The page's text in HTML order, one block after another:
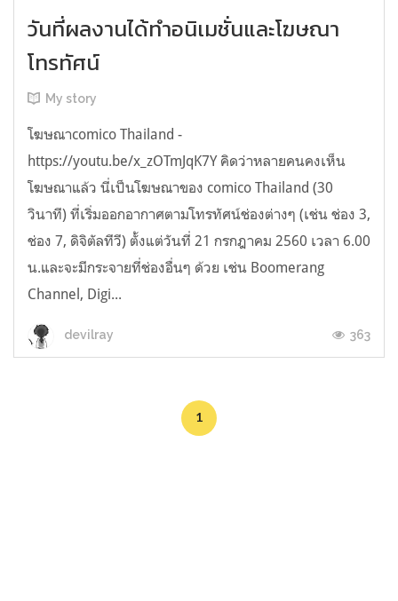
วันที่ผลงานได้ทำอนิเมชั่นและโฆษณา
โทรทัศน์
My story
โฆษณาcomico Thailand -
https://youtu.be/x_zOTmJqK7Y คิดว่าหลายคนคงเห็น
โฆษณาแล้ว นี่เป็นโฆษณาของ comico Thailand (30
วินาที) ที่เริ่มออกอากาศตามโทรทัศน์ช่องต่างๆ (เช่น ช่อง 3,
ช่อง 7, ดิจิตัลทีวี) ตั้งแต่วันที่ 21 กรกฎาคม 2560 เวลา 6.00
น.และจะมีกระจายที่ช่องอื่นๆ ด้วย เช่น Boomerang
Channel, Digi...
devilray 363
1